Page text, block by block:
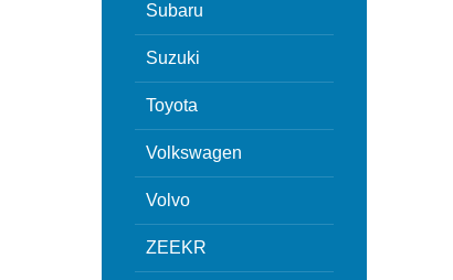
Subaru
Suzuki
Toyota
Volkswagen
Volvo
ZEEKR